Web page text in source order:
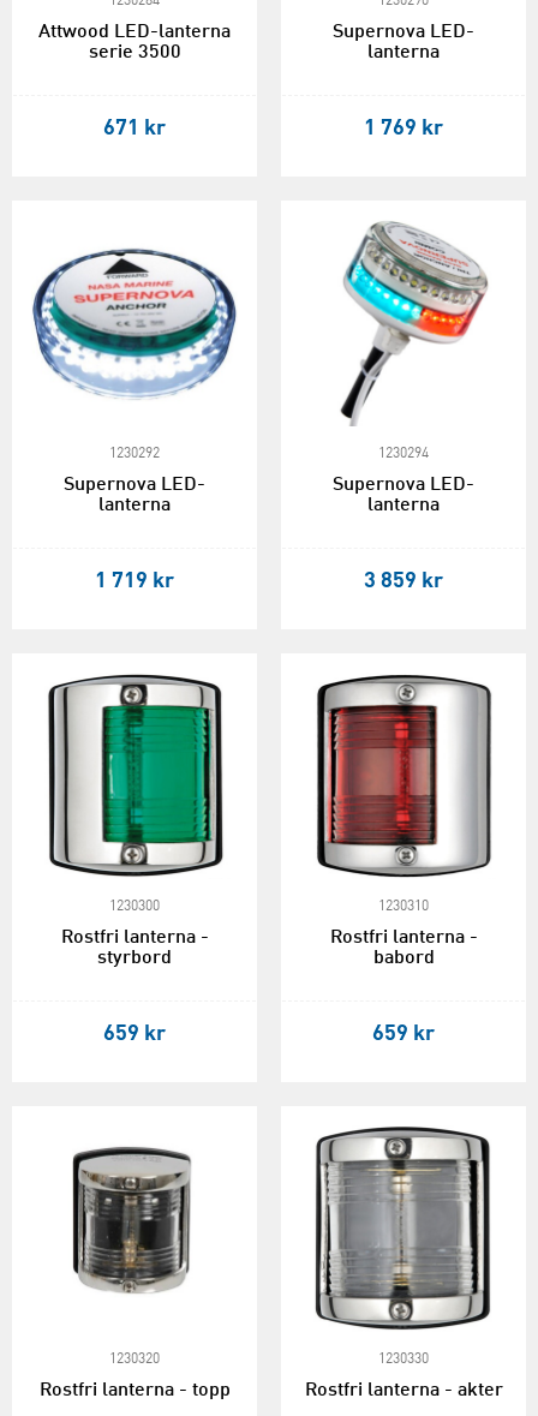
Attwood LED-lanterna
serie 3500
671 kr
Supernova LED-
lanterna
1 769 kr
1230292
Supernova LED-
lanterna
1 719 kr
1230294
Supernova LED-
lanterna
3 859 kr
1230300
Rostfri lanterna -
styrbord
659 kr
1230310
Rostfri lanterna -
babord
659 kr
1230320
Rostfri lanterna - topp
1230330
Rostfri lanterna - akter